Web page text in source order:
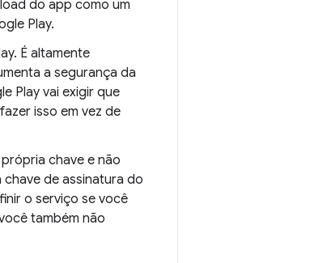
do app como um
Play.
É altamente
a segurança da
Play vai exigir que
isso em vez de
chave e não
de assinatura do
o serviço se você
também não